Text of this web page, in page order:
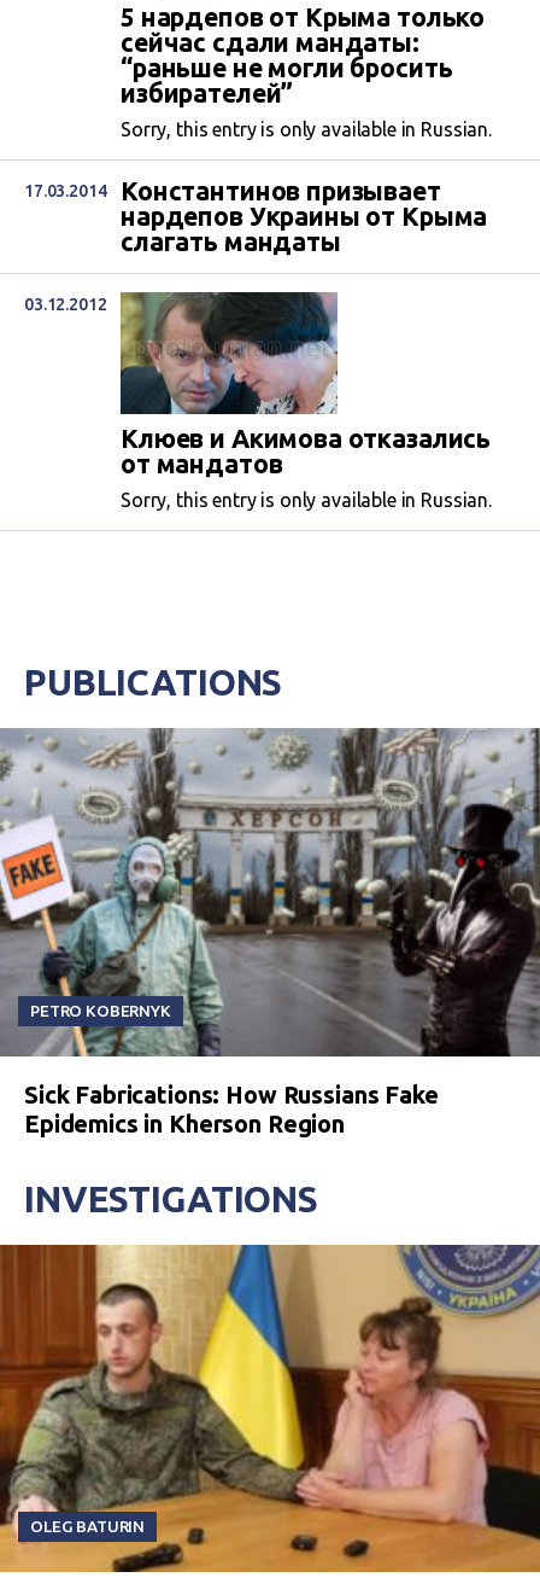
5 нардепов от Крыма только
сейчас сдали мандаты:
“раньше не могли бросить
избирателей”
Sorry, this entry is only available in Russian.
17.03.2014
Константинов призывает
нардепов Украины от Крыма
слагать мандаты
03.12.2012
Клюев и Акимова отказались
от мандатов
Sorry, this entry is only available in Russian.
PUBLICATIONS
PETRO KOBERNYK
Sick Fabrications: How Russians Fake
Epidemics in Kherson Region
INVESTIGATIONS
OLEG BATURIN